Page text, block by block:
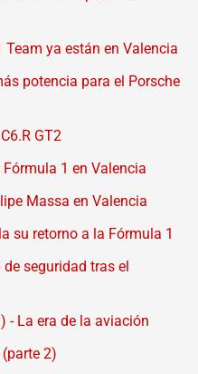
ya están en Valencia
potencia para el Porsche
GT2
1 en Valencia
Massa en Valencia
su retorno a la Fórmula 1
seguridad tras el
- La era de la aviación
2)